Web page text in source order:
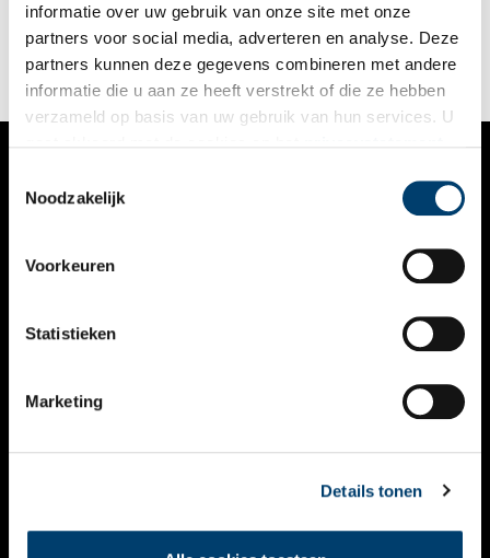
informatie over uw gebruik van onze site met onze
partners voor social media, adverteren en analyse. Deze
partners kunnen deze gegevens combineren met andere
informatie die u aan ze heeft verstrekt of die ze hebben
verzameld op basis van uw gebruik van hun services. U
Noodzakelijk
Voorkeuren
Statistieken
Marketing
Details tonen
1 min
VERHALEN
KALENDER
THEMA’S
VIDEO’S
CONTACT